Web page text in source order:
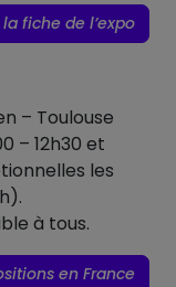
fiche de l’expo
– Toulouse
– 12h30 et
les
à tous.
en France